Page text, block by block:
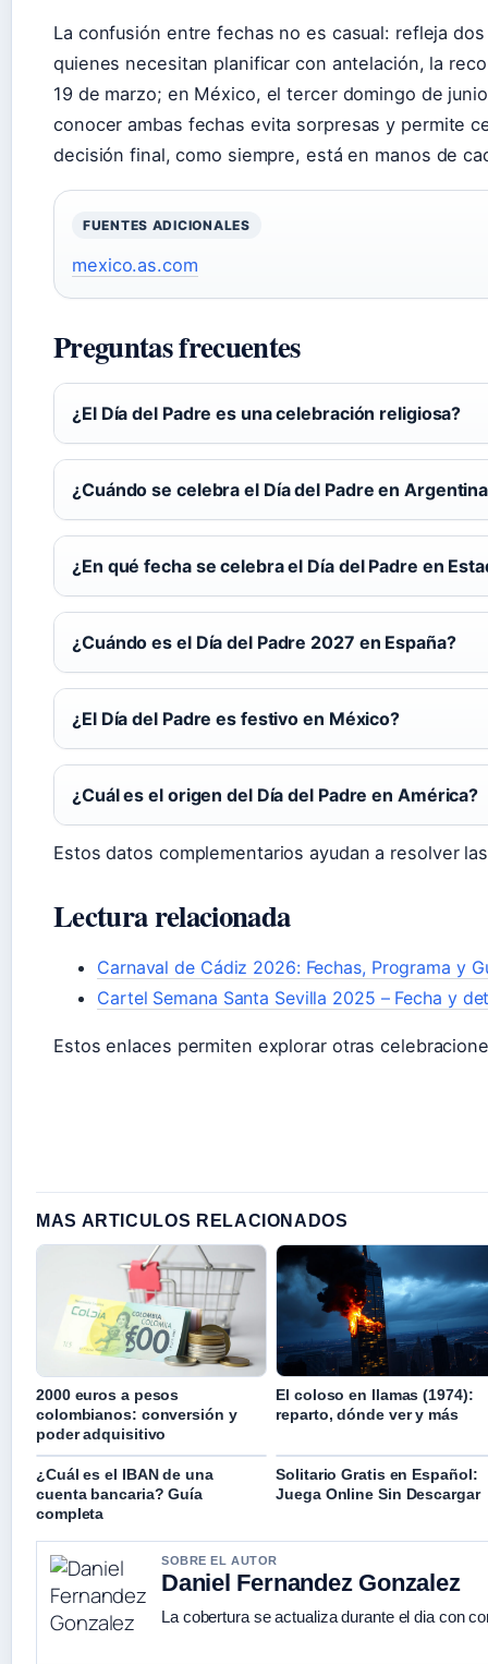
La confusión entre fechas no es casual: refleja
quienes necesitan planificar con antelación, la
19 de marzo; en México, el tercer domingo de
conocer ambas fechas evita sorpresas y permite
decisión final, como siempre, está en manos de
FUENTES ADICIONALES
mexico.as.com
Preguntas frecuentes
¿El Día del Padre es una celebración religiosa?
¿Cuándo se celebra el Día del Padre en
¿En qué fecha se celebra el Día del Padre en
¿Cuándo es el Día del Padre 2027 en España?
¿El Día del Padre es festivo en México?
¿Cuál es el origen del Día del Padre en América?
Estos datos complementarios ayudan a resolver
Lectura relacionada
Carnaval de Cádiz 2026: Fechas, Programa y
Cartel Semana Santa Sevilla 2025 – Fecha y
Estos enlaces permiten explorar otras
MAS ARTICULOS RELACIONADOS
2000 euros a pesos
colombianos: conversión y
poder adquisitivo
El coloso en llamas (1974):
reparto, dónde ver y más
¿Cuál es el IBAN de una
cuenta bancaria? Guía
completa
Solitario Gratis en Español:
Juega Online Sin Descargar
SOBRE EL AUTOR
Daniel Fernandez Gonzalez
La cobertura se actualiza durante el dia con